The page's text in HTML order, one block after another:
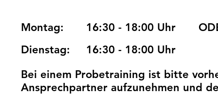
Montag: 16:30 - 18:00 Uhr
Dienstag:
16:30 - 18:00 Uhr
Bei einem Probetraining ist bitte
Ansprechpartner aufzunehmen und